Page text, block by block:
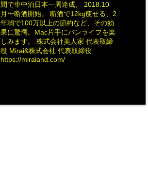
間で車中泊日本一周達成。 2018.10
月〜断酒開始。 断酒で12kg痩せる、2
年弱で100万以上の節約など、その効
果に驚愕。Mac片手にバンライフを楽
しみます。 株式会社美人家 代表取締
役 Mirai&株式会社 代表取締役
https://miraiand.com/